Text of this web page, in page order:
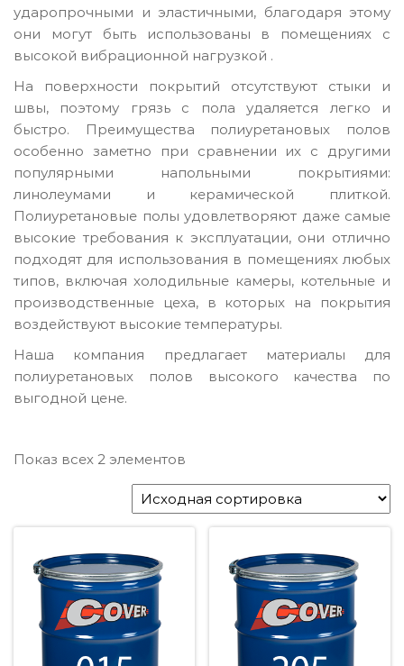
ударопрочными и эластичными, благодаря этому
они могут быть использованы в помещениях с
высокой вибрационной нагрузкой .
На поверхности покрытий отсутствуют стыки и
швы, поэтому грязь с пола удаляется легко и
быстро. Преимущества полиуретановых полов
особенно заметно при сравнении их с другими
популярными напольными покрытиями:
линолеумами и керамической плиткой.
Полиуретановые полы удовлетворяют даже самые
высокие требования к эксплуатации, они отлично
подходят для использования в помещениях любых
типов, включая холодильные камеры, котельные и
производственные цеха, в которых на покрытия
воздействуют высокие температуры.
Наша компания предлагает материалы для
полиуретановых полов высокого качества по
выгодной цене.
Показ всех 2 элементов